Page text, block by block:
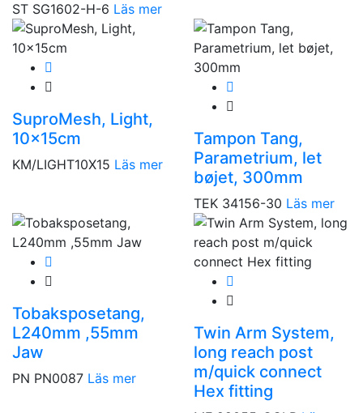
ST SG1602-H-6 Läs mer
SuproMesh, Light,
10x15cm
KM/LIGHT10X15 Läs mer
Tampon Tang,
Parametrium, let
bøjet, 300mm
TEK 34156-30 Läs mer
Tobaksposetang,
L240mm ,55mm
Jaw
PN PN0087 Läs mer
Twin Arm System,
long reach post
m/quick connect
Hex fitting